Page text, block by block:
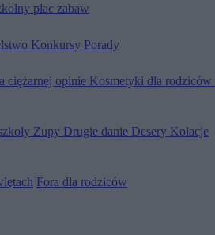
plac zabaw
Konkursy Porady
ciężarnej opinie Kosmetyki dla rodziców
Zupy Drugie danie Desery Kolacje
Fora dla rodziców